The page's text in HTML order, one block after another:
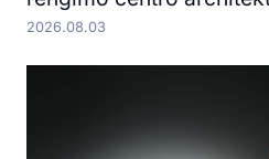
2026.08.03